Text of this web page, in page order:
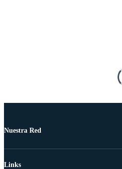
Nuestra Red
Links